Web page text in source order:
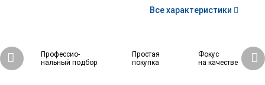
Все характеристики
Профессио-
нальный подбор
Простая
покупка
Фокус
на качестве